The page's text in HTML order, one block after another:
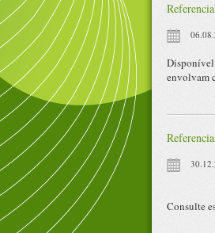
Disponível
envolvam
Consulte